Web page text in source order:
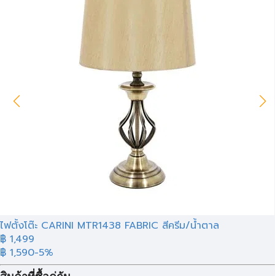
ไฟตั้งโต๊ะ CARINI MTR1438 FABRIC สีครีม/น้ำตาล
฿ 1,499
฿ 1,590-5%